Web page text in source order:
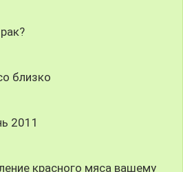
близко
2011
красного мяса вашему